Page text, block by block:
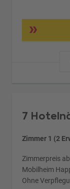
7
Zimmer 1 (2
Zimmerpreis
Mobilheim
Ohne